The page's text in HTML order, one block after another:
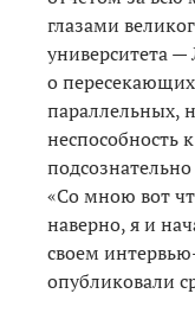
глазами
университета —
о
параллельных,
неспособность
«Со мною вот
наверно, я и
своем
опубликовали